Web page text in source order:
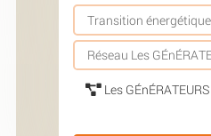
Transition énergétique
Réseau Les
Les GÉnÉRATEURS